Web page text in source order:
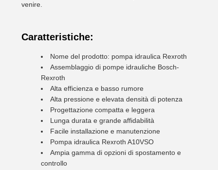
venire.
Caratteristiche:
Nome del prodotto: pompa idraulica Rexroth
Assemblaggio di pompe idrauliche Bosch-
Rexroth
Alta efficienza e basso rumore
Alta pressione e elevata densità di potenza
Progettazione compatta e leggera
Lunga durata e grande affidabilità
Facile installazione e manutenzione
Pompa idraulica Rexroth A10VSO
Ampia gamma di opzioni di spostamento e
controllo